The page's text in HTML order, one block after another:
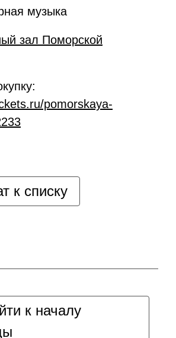
музыка
зал Поморской
pomorskaya-
к списку
к началу